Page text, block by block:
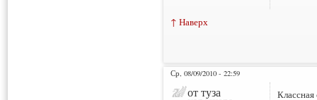
↑ Наверх
Ср, 08/09/2010 - 22:59
от туза